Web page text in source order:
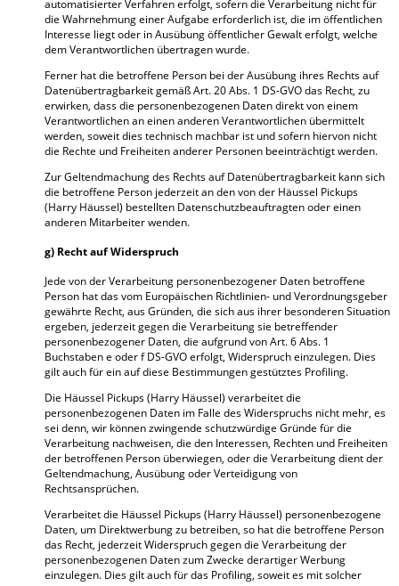
automatisierter Verfahren erfolgt, sofern die Verarbeitung nicht für
die Wahrnehmung einer Aufgabe erforderlich ist, die im öffentlichen
Interesse liegt oder in Ausübung öffentlicher Gewalt erfolgt, welche
dem Verantwortlichen übertragen wurde.
Ferner hat die betroffene Person bei der Ausübung ihres Rechts auf
Datenübertragbarkeit gemäß Art. 20 Abs. 1 DS-GVO das Recht, zu
erwirken, dass die personenbezogenen Daten direkt von einem
Verantwortlichen an einen anderen Verantwortlichen übermittelt
werden, soweit dies technisch machbar ist und sofern hiervon nicht
die Rechte und Freiheiten anderer Personen beeinträchtigt werden.
Zur Geltendmachung des Rechts auf Datenübertragbarkeit kann sich
die betroffene Person jederzeit an den von der Häussel Pickups
(Harry Häussel) bestellten Datenschutzbeauftragten oder einen
anderen Mitarbeiter wenden.
g) Recht auf Widerspruch
Jede von der Verarbeitung personenbezogener Daten betroffene
Person hat das vom Europäischen Richtlinien- und Verordnungsgeber
gewährte Recht, aus Gründen, die sich aus ihrer besonderen Situation
ergeben, jederzeit gegen die Verarbeitung sie betreffender
personenbezogener Daten, die aufgrund von Art. 6 Abs. 1
Buchstaben e oder f DS-GVO erfolgt, Widerspruch einzulegen. Dies
gilt auch für ein auf diese Bestimmungen gestütztes Profiling.
Die Häussel Pickups (Harry Häussel) verarbeitet die
personenbezogenen Daten im Falle des Widerspruchs nicht mehr, es
sei denn, wir können zwingende schutzwürdige Gründe für die
Verarbeitung nachweisen, die den Interessen, Rechten und Freiheiten
der betroffenen Person überwiegen, oder die Verarbeitung dient der
Geltendmachung, Ausübung oder Verteidigung von
Rechtsansprüchen.
Verarbeitet die Häussel Pickups (Harry Häussel) personenbezogene
Daten, um Direktwerbung zu betreiben, so hat die betroffene Person
das Recht, jederzeit Widerspruch gegen die Verarbeitung der
personenbezogenen Daten zum Zwecke derartiger Werbung
einzulegen. Dies gilt auch für das Profiling, soweit es mit solcher